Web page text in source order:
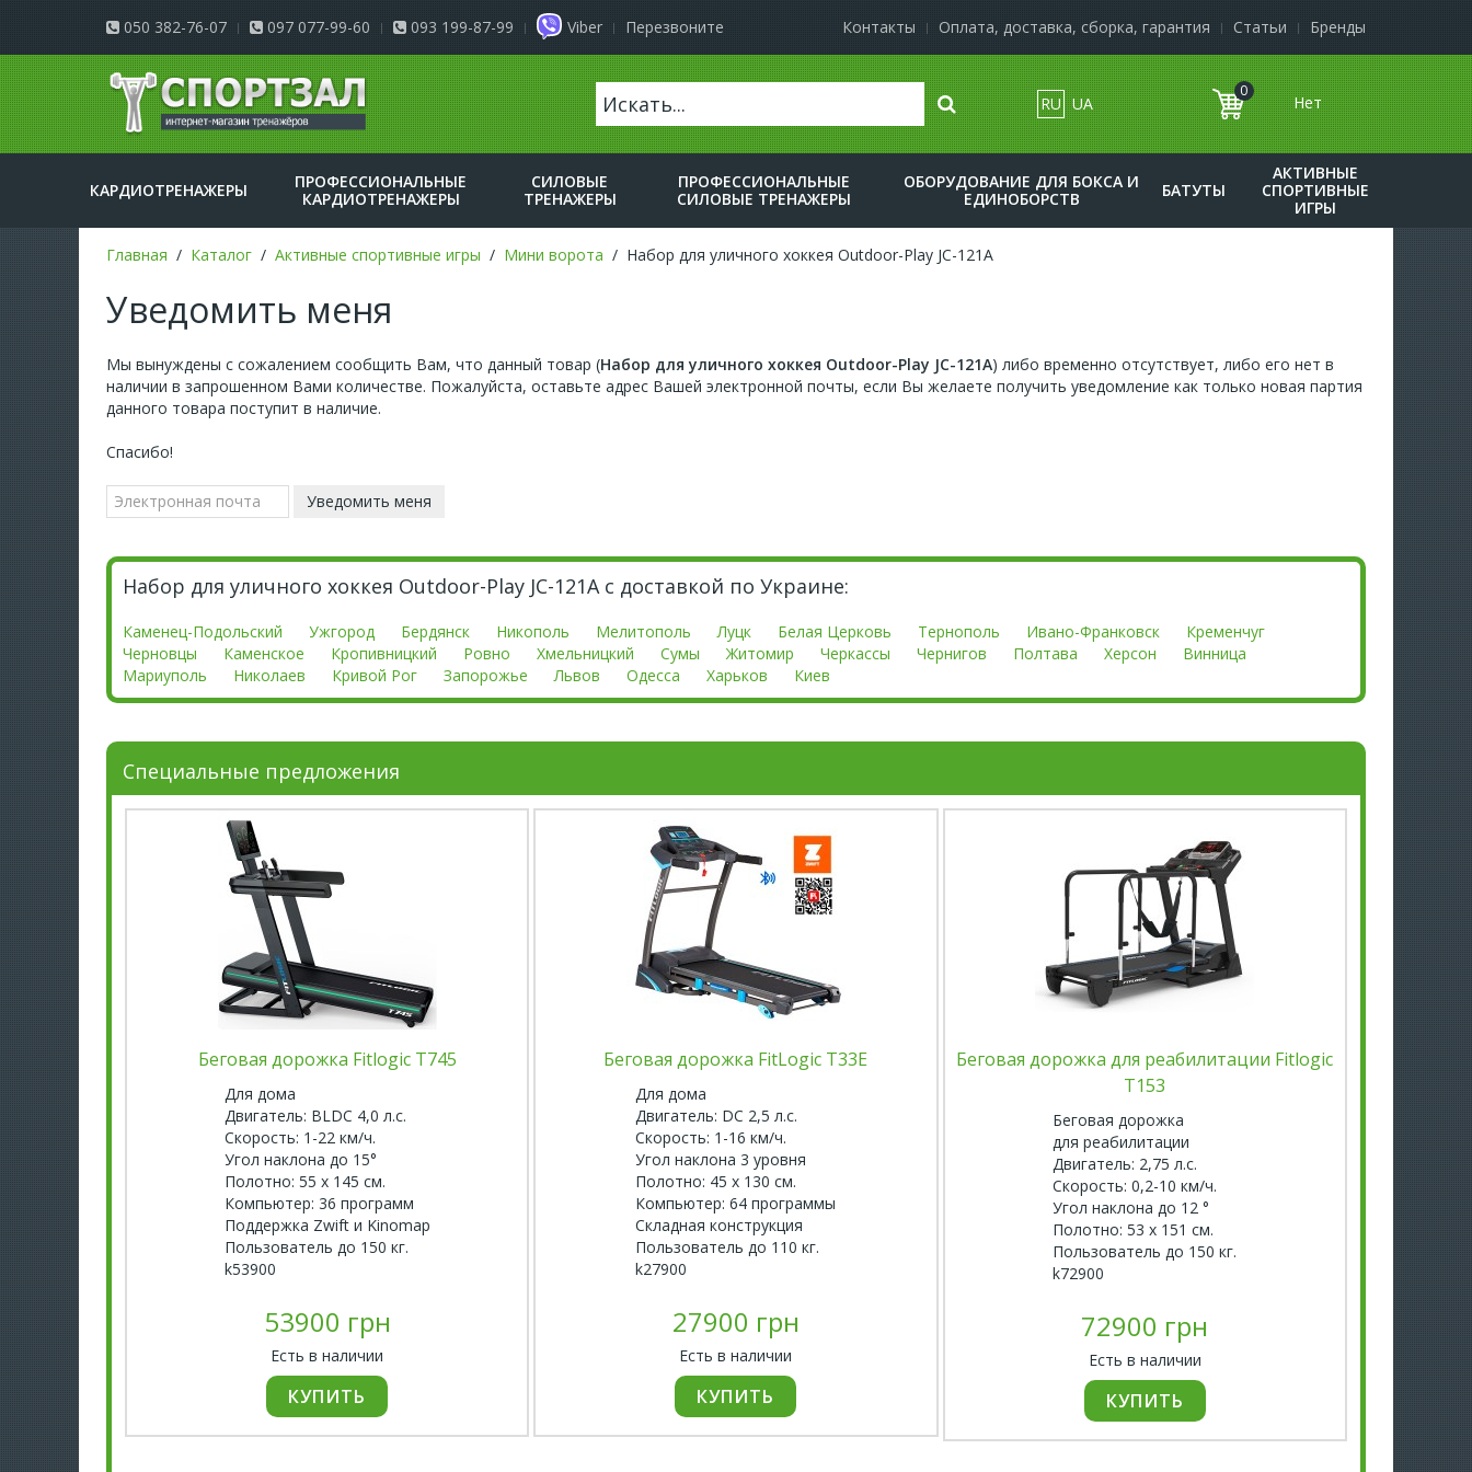
050 382-76-07 097 077-99-60 093 199-87-99 Viber Перезвоните Контакты Оплата, доставка, сборка, гарантия Статьи Бренды
Поиск
RU UA
0
КАРДИОТРЕНАЖЕРЫ
ПРОФЕССИОНАЛЬНЫЕ
КАРДИОТРЕНАЖЕРЫ
СИЛОВЫЕ
ТРЕНАЖЕРЫ
ПРОФЕССИОНАЛЬНЫЕ
СИЛОВЫЕ ТРЕНАЖЕРЫ
ОБОРУДОВАНИЕ ДЛЯ БОКСА И
ЕДИНОБОРСТВ
БАТУТЫ
АКТИВНЫЕ
СПОРТИВНЫЕ
ИГРЫ
Главная Каталог Активные спортивные игры Мини ворота Набор для уличного хоккея Outdoor-Play JC-121A
Уведомить меня
Мы вынуждены с сожалением сообщить Вам, что данный товар (Набор для уличного хоккея Outdoor-Play JC-121A) либо временно отсутствует, либо его нет в
наличии в запрошенном Вами количестве. Пожалуйста, оставьте адрес Вашей электронной почты, если Вы желаете получить уведомление как только новая партия
данного товара поступит в наличие.
Спасибо!
Набор для уличного хоккея Outdoor-Play JC-121A с доставкой по Украине:
Каменец-Подольский Ужгород Бердянск Никополь Мелитополь Луцк Белая Церковь Тернополь Ивано-Франковск
Кременчуг
Черновцы
Каменское Кропивницкий Ровно Хмельницкий Сумы Житомир Черкассы Чернигов Полтава Херсон
Винница
Мариуполь
Николаев Кривой Рог Запорожье Львов Одесса Харьков Киев
Специальные предложения
Беговая дорожка Fitlogic T745
Для дома
Двигатель: BLDC 4,0 л.с.
Скорость: 1-22 км/ч.
Угол наклона до 15°
Полотно: 55 х 145 см.
Компьютер: 36 программ
Поддержка Zwift и Kinomap
Пользователь до 150 кг.
k53900
53900 грн
Есть в наличии
Беговая дорожка FitLogic T33E
Для дома
Двигатель: DC 2,5 л.с.
Скорость: 1-16 км/ч.
Угол наклона 3 уровня
Полотно: 45 х 130 см.
Компьютер: 64 программы
Складная конструкция
Пользователь до 110 кг.
k27900
27900 грн
Есть в наличии
Беговая дорожка для реабилитации Fitlogic
T153
Беговая дорожка
для реабилитации
Двигатель: 2,75 л.с.
Скорость: 0,2-10 км/ч.
Угол наклона до 12 °
Полотно: 53 х 151 см.
Пользователь до 150 кг.
k72900
72900 грн
Есть в наличии